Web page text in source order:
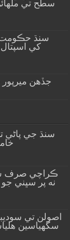
سنڌ حڪومت
کي
جڏهن
سنڌ جي پاڻي
ڪراچي صرف
نه پر سڀني
سگهياسين